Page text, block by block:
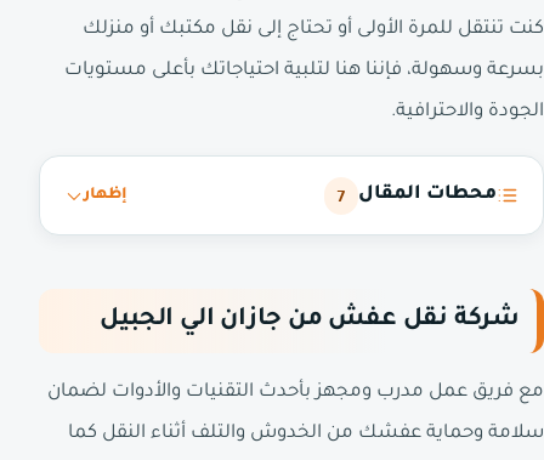
كنت تنتقل للمرة الأولى أو تحتاج إلى نقل مكتبك أو منزلك
بسرعة وسهولة، فإننا هنا لتلبية احتياجاتك بأعلى مستويات
الجودة والاحترافية.
محطات المقال 7 إظهار
شركة نقل عفش من جازان الي الجبيل
مع فريق عمل مدرب ومجهز بأحدث التقنيات والأدوات لضمان
سلامة وحماية عفشك من الخدوش والتلف أثناء النقل كما